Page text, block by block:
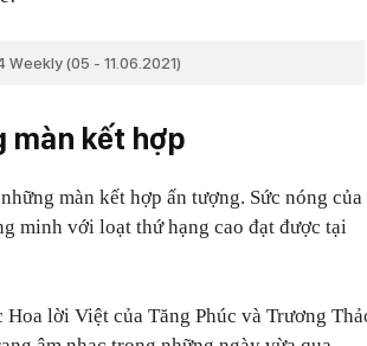
màn kết hợp
màn kết hợp ấn tượng. Sức nóng của
minh với loạt thứ hạng cao đạt được tại
Hoa lời Việt của Tăng Phúc và Trương Thảo
âm nhạc trong những ngày vừa qua